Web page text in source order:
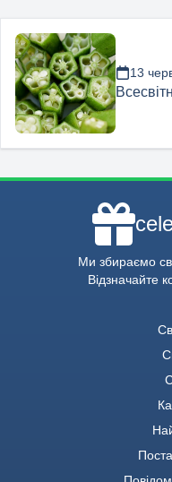
13
Ми збираємо
Відзначайте